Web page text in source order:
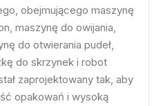
obejmującego maszynę
maszynę do owijania,
do otwierania pudeł,
do skrzynek i robot
zaprojektowany tak, aby
opakowań i wysoką